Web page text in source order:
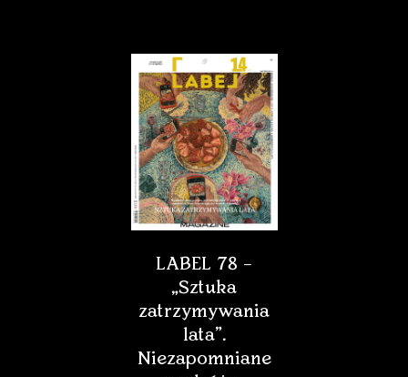
LABEL 78 –
„Sztuka
zatrzymywania
lata”.
Niezapomniane